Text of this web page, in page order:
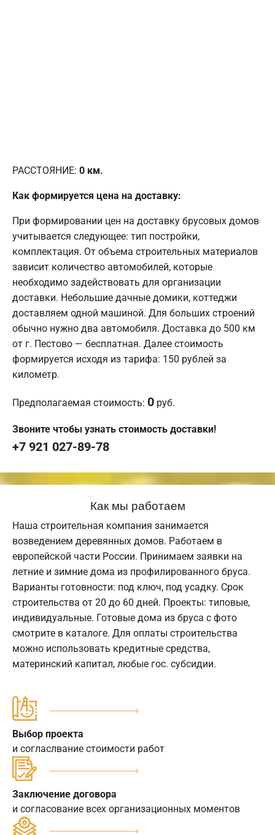
РАССТОЯНИЕ: 0 км.
Как формируется цена на доставку:
При формировании цен на доставку брусовых домов
учитывается следующее: тип постройки,
комплектация. От объема строительных материалов
зависит количество автомобилей, которые
необходимо задействовать для организации
доставки. Небольшие дачные домики, коттеджи
доставляем одной машиной. Для больших строений
обычно нужно два автомобиля. Доставка до 500 км
от г. Пестово — бесплатная. Далее стоимость
формируется исходя из тарифа: 150 рублей за
километр.
Предполагаемая стоимость: 0 руб.
Звоните чтобы узнать стоимость доставки!
+7 921 027-89-78
Как мы работаем
Наша строительная компания занимается
возведением деревянных домов. Работаем в
европейской части России. Принимаем заявки на
летние и зимние дома из профилированного бруса.
Варианты готовности: под ключ, под усадку. Срок
строительства от 20 до 60 дней. Проекты: типовые,
индивидуальные. Готовые дома из бруса с фото
смотрите в каталоге. Для оплаты строительства
можно использовать кредитные средства,
материнский капитал, любые гос. субсидии.
Выбор проекта
и согласлвание стоимости работ
Заключение договора
и согласование всех организационных моментов